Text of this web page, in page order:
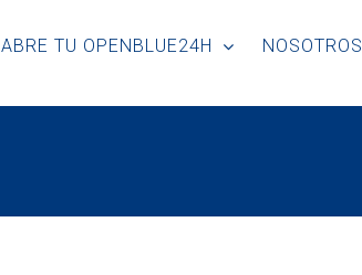
ABRE TU OPENBLUE24H NOSOTROS